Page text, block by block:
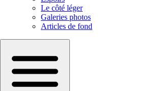
Le côté léger
Galeries photos
Articles de fond